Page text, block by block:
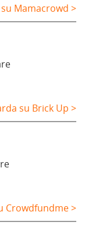
Mamacrowd >
su Brick Up >
Crowdfundme >